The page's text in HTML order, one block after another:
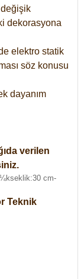
dekorasyona
elektro statik
söz konusu
dayanım
verilen
Teknik